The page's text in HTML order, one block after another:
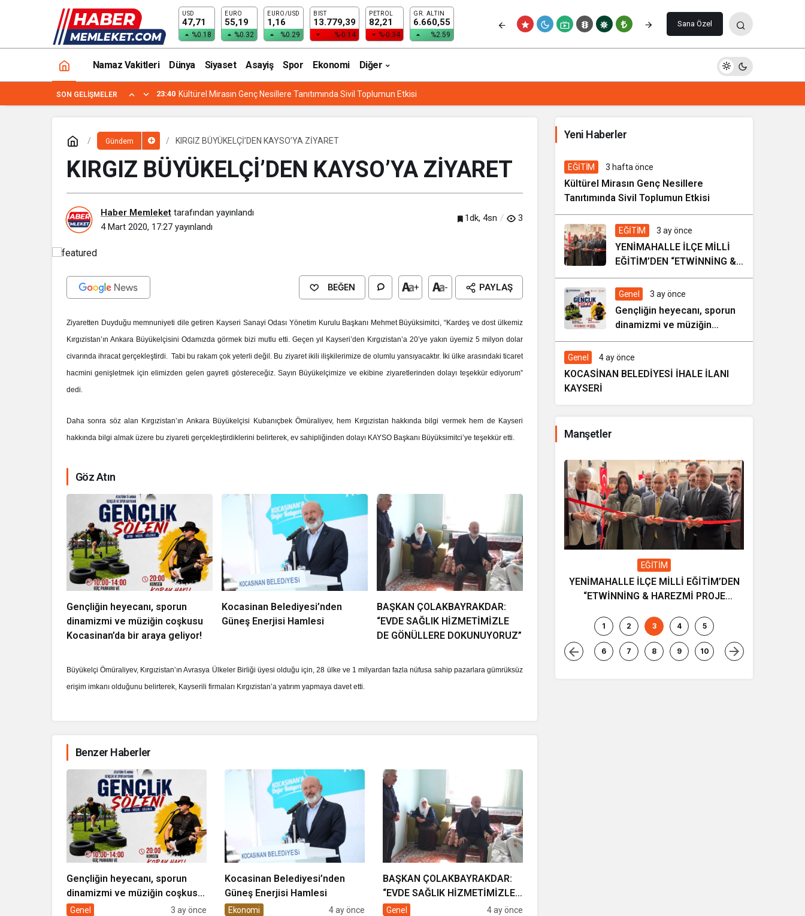
USD
47,71
%0.18
EURO
55,19
%0.32
EURO/USD
1,16
%0.29
BIST
13.779,39
%-0.14
PETROL
82,21
%-0.34
GR. ALTIN
6.660,55
%2.59
Sana Özel
Namaz Vakitleri Dünya Siyaset Asayiş Spor Ekonomi Diğer
SON GELIŞMELER
Kültürel Mirasın Genç Nesillere Tanıtımında Sivil Toplumun Etkisi
Gündem KIRGIZ BÜYÜKELÇİ’DEN KAYSO’YA ZİYARET
KIRGIZ BÜYÜKELÇİ’DEN KAYSO’YA ZİYARET
Haber Memleket tarafından yayınlandı
4 Mart 2020, 17:27 yayınlandı
1dk, 4sn 3
BEĞEN + - PAYLAŞ
Ziyaretten Duyduğu memnuniyeti dile getiren Kayseri Sanayi Odası Yönetim Kurulu Başkanı Mehmet Büyüksimitci, “Kardeş ve dost ülkemiz
Kırgızistan’ın Ankara Büyükelçisini Odamızda görmek bizi mutlu etti. Geçen yıl Kayseri’den Kırgızistan’a 20’ye yakın üyemiz 5 milyon dolar
civarında ihracat gerçekleştirdi. Tabi bu rakam çok yeterli değil. Bu ziyaret ikili ilişkilerimize de olumlu yansıyacaktır. İki ülke arasındaki ticaret
hacmini genişletmek için elimizden gelen gayreti göstereceğiz. Sayın Büyükelçimize ve ekibine ziyaretlerinden dolayı teşekkür ediyorum”
dedi.
Daha sonra söz alan Kırgızistan’ın Ankara Büyükelçisi Kubanıçbek Ömüraliyev, hem Kırgızistan hakkında bilgi vermek hem de Kayseri
hakkında bilgi almak üzere bu ziyareti gerçekleştirdiklerini belirterek, ev sahipliğinden dolayı KAYSO Başkanı Büyüksimitci’ye teşekkür etti.
Göz Atın
Gençliğin heyecanı, sporun
dinamizmi ve müziğin coşkusu
Kocasinan’da bir araya geliyor!
Kocasinan Belediyesi’nden
Güneş Enerjisi Hamlesi
BAŞKAN ÇOLAKBAYRAKDAR:
“EVDE SAĞLIK HİZMETİMİZLE
DE GÖNÜLLERE DOKUNUYORUZ”
Büyükelçi Ömüraliyev, Kırgızistan’ın Avrasya Ülkeler Birliği üyesi olduğu için, 28 ülke ve 1 milyardan fazla nüfusa sahip pazarlara gümrüksüz
erişim imkanı olduğunu belirterek, Kayserili firmaları Kırgızistan’a yatırım yapmaya davet etti.
Benzer Haberler
Gençliğin heyecanı, sporun
dinamizmi ve müziğin coşkusu
Kocasinan’da bir araya geliyor!
Genel 3 ay önce
Kocasinan Belediyesi’nden
Güneş Enerjisi Hamlesi
Ekonomi 4 ay önce
BAŞKAN ÇOLAKBAYRAKDAR:
“EVDE SAĞLIK HİZMETİMİZLE
DE GÖNÜLLERE
Genel 4 ay önce
Yeni Haberler
7 gün önce
EĞİTİM 3 hafta önce
Kültürel Mirasın Genç Nesillere
Tanıtımında Sivil Toplumun Etkisi
EĞİTİM 3 ay önce
YENİMAHALLE İLÇE MİLLİ
EĞİTİM’DEN “ETWİNNİNG &
HAREZMİ PROJE ŞENLİĞİ”
Genel 3 ay önce
Gençliğin heyecanı, sporun
dinamizmi ve müziğin
coşkusu Kocasinan’da bir
araya geliyor!
Genel 4 ay önce
KOCASİNAN BELEDİYESİ İHALE İLANI
KAYSERİ
Manşetler
İhale ilanı Kocasinan Belediyesi
Kültürel Mirasın Genç Nesillere
Tanıtımında Sivil Toplumun Etkisi
EĞİTİM
YENİMAHALLE İLÇE MİLLİ EĞİTİM’DEN
“ETWİNNİNG & HAREZMİ PROJE
1 2 3 4 5
6 7 8 9 10
“KAYSERİ ÖRNEK BİR ŞEHİR” Yorum Yap Paylaş